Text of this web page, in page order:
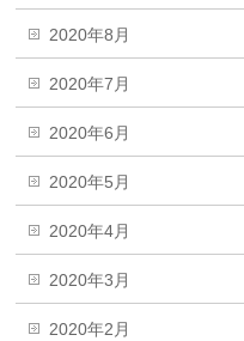
2020年8月
2020年7月
2020年6月
2020年5月
2020年4月
2020年3月
2020年2月